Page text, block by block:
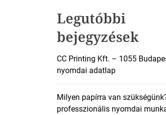
Legutóbbi
bejegyzések
CC Printing Kft. – 1055
nyomdai adatlap
Milyen papírra van
professzionális nyomdai